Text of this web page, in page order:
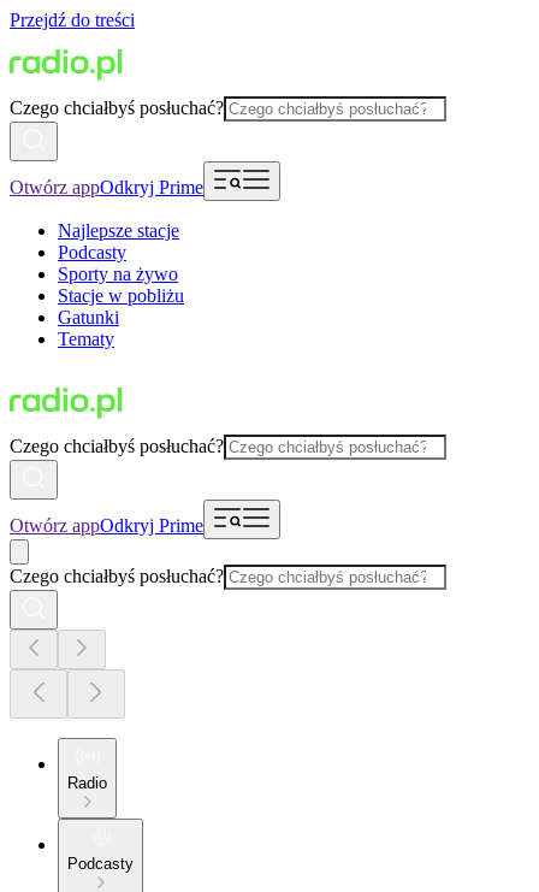
Przejdź do treści
Czego chciałbyś posłuchać?
Otwórz appOdkryj Prime
Najlepsze stacje
Podcasty
Sporty na żywo
Stacje w pobliżu
Gatunki
Tematy
Czego chciałbyś posłuchać?
Otwórz appOdkryj Prime
Czego chciałbyś posłuchać?
Radio
Podcasty